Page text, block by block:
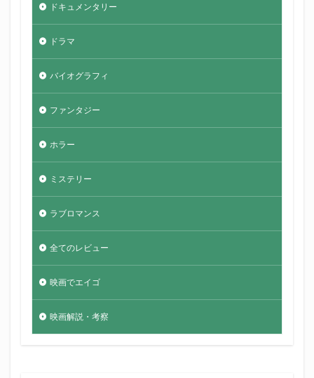
ドキュメンタリー
ドラマ
バイオグラフィ
ファンタジー
ホラー
ミステリー
ラブロマンス
全てのレビュー
映画でエイゴ
映画解説・考察